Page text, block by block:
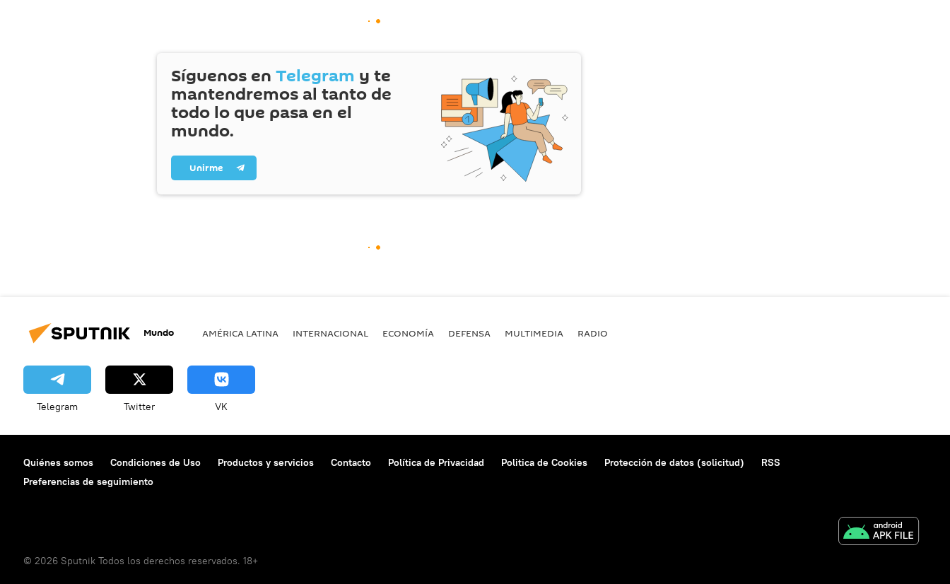
Síguenos en Telegram y te
mantendremos al tanto de
todo lo que pasa en el
mundo.
Unirme
Mundo AMÉRICA LATINA INTERNACIONAL ECONOMÍA DEFENSA MULTIMEDIA RADIO
Telegram Twitter VK
Quiénes somos Condiciones de Uso Productos y servicios Contacto Política de Privacidad Politica de Cookies Protección de datos (solicitud)
RSS
Preferencias de seguimiento
© 2026 Sputnik Todos los derechos reservados. 18+